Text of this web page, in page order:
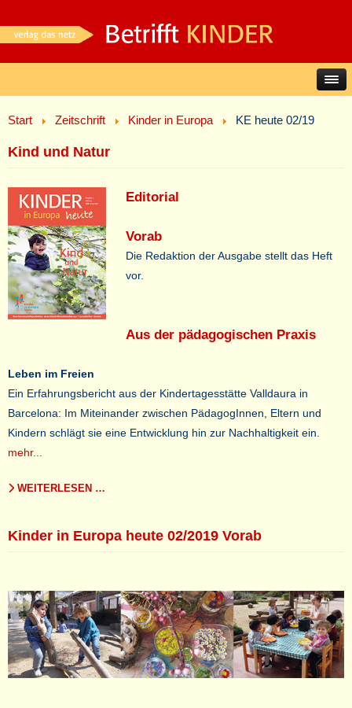
Start Zeitschrift Kinder in Europa KE heute 02/19
Kind und Natur
Editorial
Vorab
Die Redaktion der Ausgabe stellt das Heft
vor.
Aus der pädagogischen Praxis
Leben im Freien
Ein Erfahrungsbericht aus der Kindertagesstätte Valldaura in
Barcelona: Im Miteinander zwischen PädagogInnen, Eltern und
Kindern schlägt sie eine Entwicklung hin zur Nachhaltigkeit ein.
mehr...
WEITERLESEN …
Kinder in Europa heute 02/2019 Vorab